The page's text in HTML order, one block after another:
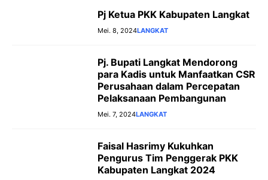
Pj Ketua PKK Kabupaten Langkat
Mei. 8, 2024LANGKAT
Pj. Bupati Langkat Mendorong
para Kadis untuk Manfaatkan CSR
Perusahaan dalam Percepatan
Pelaksanaan Pembangunan
Mei. 7, 2024LANGKAT
Faisal Hasrimy Kukuhkan
Pengurus Tim Penggerak PKK
Kabupaten Langkat 2024